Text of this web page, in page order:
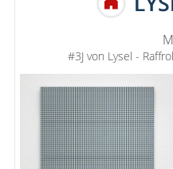
#3J von Lysel -